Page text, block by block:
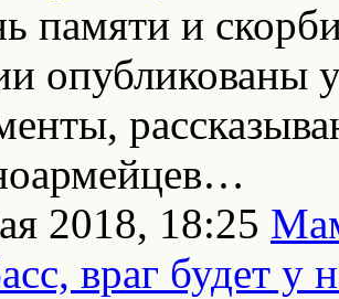
памяти и
опубликованы
2018, 18:25
враг будет у